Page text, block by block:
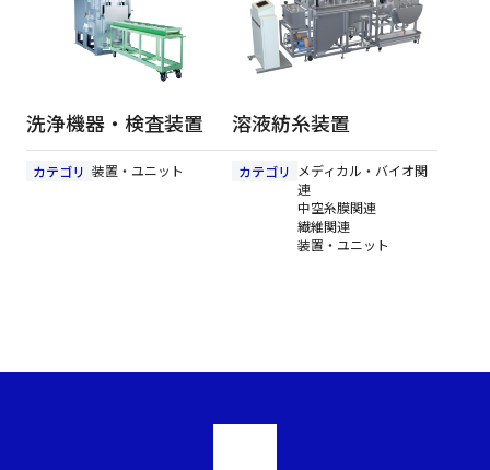
洗浄機器・検査装置
カテゴリ 装置・ユニット
溶液紡糸装置
カテゴリ
メディカル・バイオ関
連
中空糸膜関連
繊維関連
装置・ユニット